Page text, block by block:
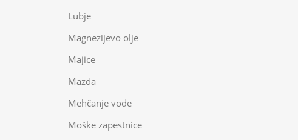
Lubje
Magnezijevo olje
Majice
Mazda
Mehčanje vode
Moške zapestnice